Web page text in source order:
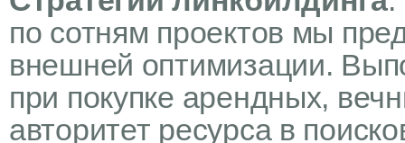
по сотням проектов мы
внешней оптимизации.
при покупке арендных,
авторитет ресурса в